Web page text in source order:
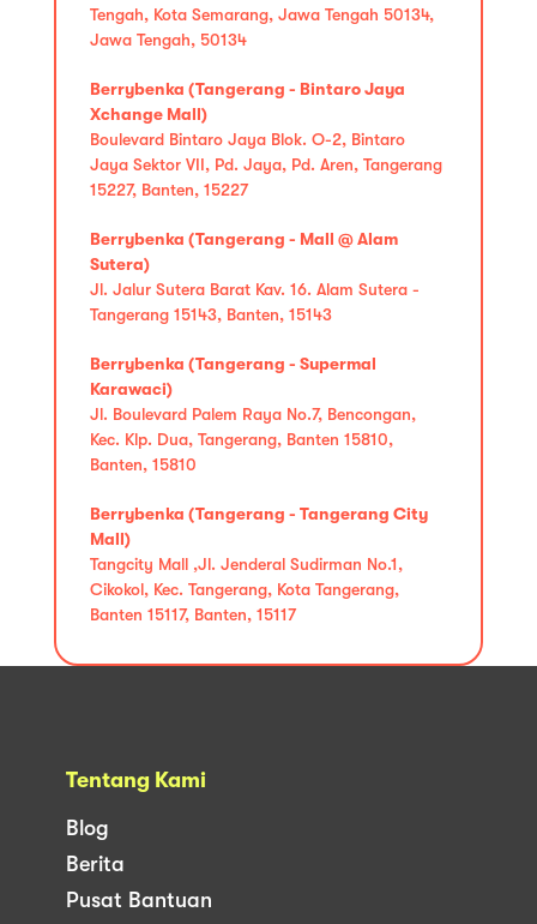
Tengah, Kota Semarang, Jawa Tengah 50134,
Jawa Tengah, 50134
Berrybenka (Tangerang - Bintaro Jaya
Xchange Mall)
Boulevard Bintaro Jaya Blok. O-2, Bintaro
Jaya Sektor VII, Pd. Jaya, Pd. Aren, Tangerang
15227, Banten, 15227
Berrybenka (Tangerang - Mall @ Alam
Sutera)
Jl. Jalur Sutera Barat Kav. 16. Alam Sutera -
Tangerang 15143, Banten, 15143
Berrybenka (Tangerang - Supermal
Karawaci)
Jl. Boulevard Palem Raya No.7, Bencongan,
Kec. Klp. Dua, Tangerang, Banten 15810,
Banten, 15810
Berrybenka (Tangerang - Tangerang City
Mall)
Tangcity Mall ,Jl. Jenderal Sudirman No.1,
Cikokol, Kec. Tangerang, Kota Tangerang,
Banten 15117, Banten, 15117
Tentang Kami
Blog
Berita
Pusat Bantuan